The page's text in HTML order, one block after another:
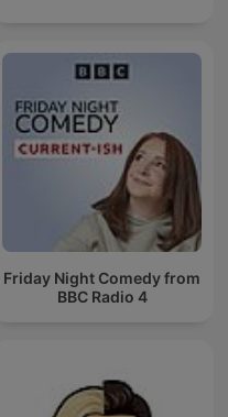
Friday Night Comedy from
BBC Radio 4